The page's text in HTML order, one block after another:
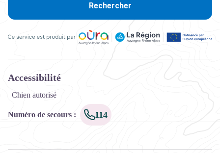
Rechercher
Accessibilité
Chien autorisé
Numéro de secours : 114